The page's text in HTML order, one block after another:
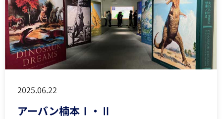
2025.06.22
アーバン楠本Ⅰ・Ⅱ